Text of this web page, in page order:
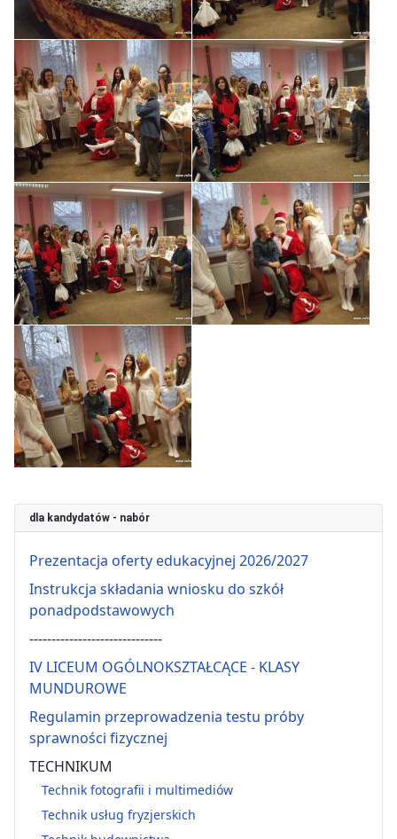
dla kandydatów - nabór
Prezentacja oferty edukacyjnej 2026/2027
Instrukcja składania wniosku do szkół
ponadpodstawowych
------------------------------
IV LICEUM OGÓLNOKSZTAŁCĄCE - KLASY
MUNDUROWE
Regulamin przeprowadzenia testu próby
sprawności fizycznej
TECHNIKUM
Technik fotografii i multimediów
Technik usług fryzjerskich